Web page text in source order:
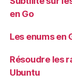
en Go
Les enums en
Résoudre les
Ubuntu